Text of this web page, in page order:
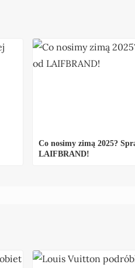
Co nosimy zimą 2025?
LAIFBRAND!